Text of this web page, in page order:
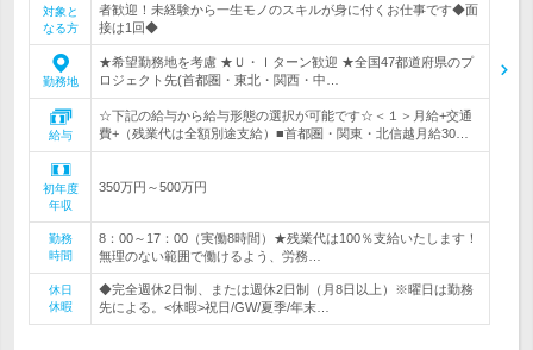
対象と
なる方
者歓迎！未経験から一生モノのスキルが身に付くお仕事です◆面
接は1回◆
勤務地
★希望勤務地を考慮 ★Ｕ・Ｉターン歓迎 ★全国47都道府県のプ
ロジェクト先(首都圏・東北・関西・中…
給与
☆下記の給与から給与形態の選択が可能です☆＜１＞月給+交通
費+（残業代は全額別途支給）■首都圏・関東・北信越月給30…
初年度
年収
350万円～500万円
勤務
時間
8：00～17：00（実働8時間）★残業代は100％支給いたします！
無理のない範囲で働けるよう、労務…
休日
休暇
◆完全週休2日制、または週休2日制（月8日以上）※曜日は勤務
先による。<休暇>祝日/GW/夏季/年末…